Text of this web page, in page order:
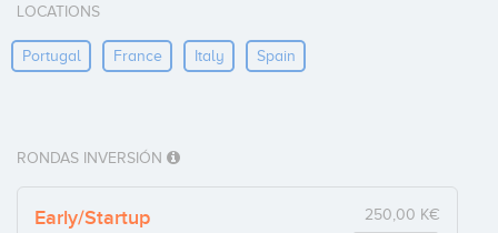
LOCATIONS
Portugal France Italy Spain
RONDAS INVERSIÓN
Early/Startup 250,00 K€